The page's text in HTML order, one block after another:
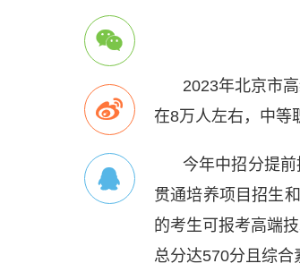
2023年北京市
在8万人左右，中等
今年中招分提
贯通培养项目招生
的考生可报考高端
总分达570分且综合